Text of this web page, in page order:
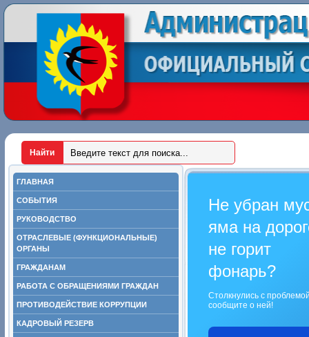
ГЛАВНАЯ
СОБЫТИЯ
РУКОВОДСТВО
ОТРАСЛЕВЫЕ (ФУНКЦИОНАЛЬНЫЕ)
ОРГАНЫ
ГРАЖДАНАМ
РАБОТА С ОБРАЩЕНИЯМИ ГРАЖДАН
ПРОТИВОДЕЙСТВИЕ КОРРУПЦИИ
КАДРОВЫЙ РЕЗЕРВ
Не убран
яма на
не горит
фонарь?
Столкнулись с
сообщите о ней!